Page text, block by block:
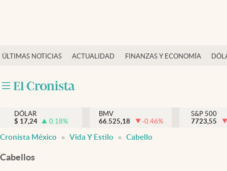
ÚLTIMAS NOTICIAS ACTUALIDAD FINANZAS Y ECONOMÍA
Actualidad
Internacionales
Opinión
Brand Strategy
DÓLAR
$ 17,24 0.18%
BMV
66.525,18
-0.46%
S&P 500
7723,55
Cronista México Vida Y Estilo Cabello
Cabellos